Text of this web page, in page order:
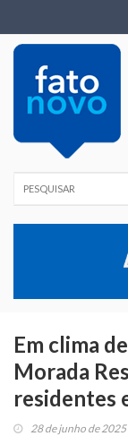
Em clima
Morada
residentes
28 de junho de 2025